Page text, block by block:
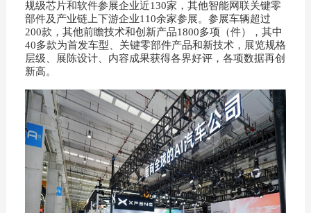
规级芯片和软件参展企业近130家，其他智能网联关键零
部件及产业链上下游企业110余家参展。参展车辆超过
200款，其他前瞻技术和创新产品1800多项（件），其中
40多款为首发车型、关键零部件产品和新技术，展览规格
层级、展陈设计、内容成果获得各界好评，各项数据再创
新高。